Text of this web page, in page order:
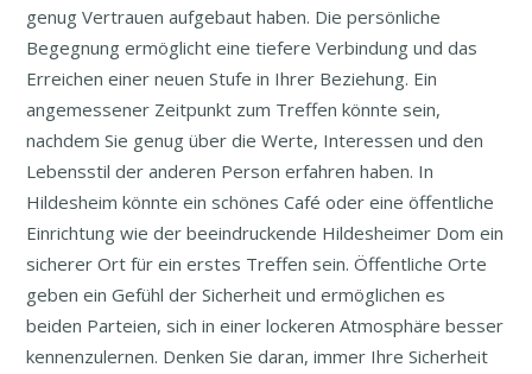
genug Vertrauen aufgebaut haben. Die persönliche
Begegnung ermöglicht eine tiefere Verbindung und das
Erreichen einer neuen Stufe in Ihrer Beziehung. Ein
angemessener Zeitpunkt zum Treffen könnte sein,
nachdem Sie genug über die Werte, Interessen und den
Lebensstil der anderen Person erfahren haben. In
Hildesheim könnte ein schönes Café oder eine öffentliche
Einrichtung wie der beeindruckende Hildesheimer Dom ein
sicherer Ort für ein erstes Treffen sein. Öffentliche Orte
geben ein Gefühl der Sicherheit und ermöglichen es
beiden Parteien, sich in einer lockeren Atmosphäre besser
kennenzulernen. Denken Sie daran, immer Ihre Sicherheit